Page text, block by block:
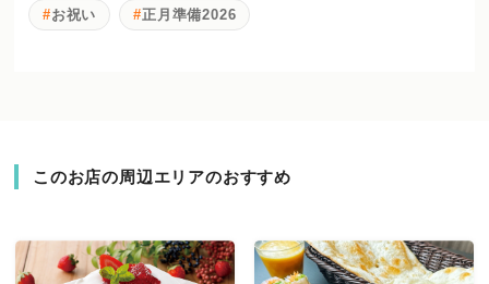
お祝い 正月準備2026
このお店の周辺エリアのおすすめ